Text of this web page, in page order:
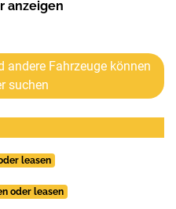
anzeigen
andere Fahrzeuge können
suchen
leasen
oder leasen